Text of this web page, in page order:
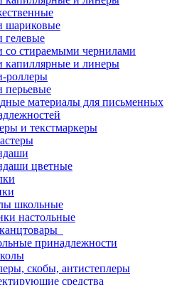
шариковые
гелевые
со стираемыми чернилами
капиллярные и линеры
роллеры
перьевые
материалы для письменных
и текстмаркеры
цветные
школьные
настольные
принадлежности
скобы, антистеплеры
средства